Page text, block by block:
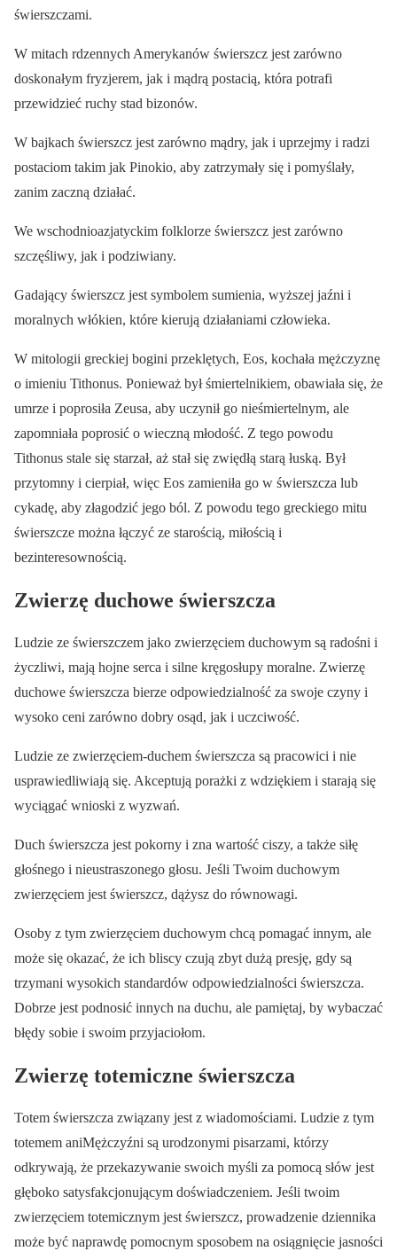
świerszczami.
W mitach rdzennych Amerykanów świerszcz jest zarówno
doskonałym fryzjerem, jak i mądrą postacią, która potrafi
przewidzieć ruchy stad bizonów.
W bajkach świerszcz jest zarówno mądry, jak i uprzejmy i radzi
postaciom takim jak Pinokio, aby zatrzymały się i pomyślały,
zanim zaczną działać.
We wschodnioazjatyckim folklorze świerszcz jest zarówno
szczęśliwy, jak i podziwiany.
Gadający świerszcz jest symbolem sumienia, wyższej jaźni i
moralnych włókien, które kierują działaniami człowieka.
W mitologii greckiej bogini przeklętych, Eos, kochała mężczyznę
o imieniu Tithonus. Ponieważ był śmiertelnikiem, obawiała się, że
umrze i poprosiła Zeusa, aby uczynił go nieśmiertelnym, ale
zapomniała poprosić o wieczną młodość. Z tego powodu
Tithonus stale się starzał, aż stał się zwiędłą starą łuską. Był
przytomny i cierpiał, więc Eos zamieniła go w świerszcza lub
cykadę, aby złagodzić jego ból. Z powodu tego greckiego mitu
świerszcze można łączyć ze starością, miłością i
bezinteresownością.
Zwierzę duchowe świerszcza
Ludzie ze świerszczem jako zwierzęciem duchowym są radośni i
życzliwi, mają hojne serca i silne kręgosłupy moralne. Zwierzę
duchowe świerszcza bierze odpowiedzialność za swoje czyny i
wysoko ceni zarówno dobry osąd, jak i uczciwość.
Ludzie ze zwierzęciem-duchem świerszcza są pracowici i nie
usprawiedliwiają się. Akceptują porażki z wdziękiem i starają się
wyciągać wnioski z wyzwań.
Duch świerszcza jest pokorny i zna wartość ciszy, a także siłę
głośnego i nieustraszonego głosu. Jeśli Twoim duchowym
zwierzęciem jest świerszcz, dążysz do równowagi.
Osoby z tym zwierzęciem duchowym chcą pomagać innym, ale
może się okazać, że ich bliscy czują zbyt dużą presję, gdy są
trzymani wysokich standardów odpowiedzialności świerszcza.
Dobrze jest podnosić innych na duchu, ale pamiętaj, by wybaczać
błędy sobie i swoim przyjaciołom.
Zwierzę totemiczne świerszcza
Totem świerszcza związany jest z wiadomościami. Ludzie z tym
totemem aniMężczyźni są urodzonymi pisarzami, którzy
odkrywają, że przekazywanie swoich myśli za pomocą słów jest
głęboko satysfakcjonującym doświadczeniem. Jeśli twoim
zwierzęciem totemicznym jest świerszcz, prowadzenie dziennika
może być naprawdę pomocnym sposobem na osiągnięcie jasności